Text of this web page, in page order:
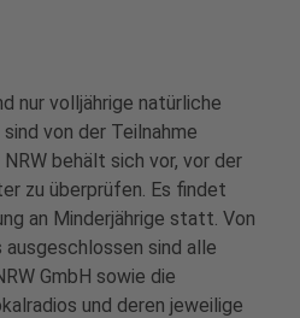
nur volljährige natürliche
von der Teilnahme
behält sich vor, vor der
zu überprüfen. Es findet
an Minderjährige statt. Von
sind alle
GmbH sowie die
und deren jeweilige